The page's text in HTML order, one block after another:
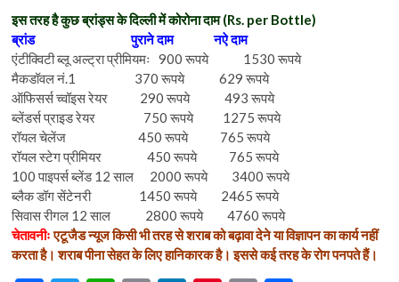
इस तरह है कुछ ब्रांड्स के दिल्ली में कोरोना दाम (Rs. per Bottle)
ब्रांड पुराने दाम नऐ दाम
एंटीक्विटी ब्लू अल्ट्रा प्रीमियमः 900 रूपये 1530 रूपये
मैकडॉवल नं.1 370 रूपये 629 रूपये
ऑफिसर्स च्वॉइस रेयर 290 रूपये 493 रूपये
ब्लेंडर्स प्राइड रेयर 750 रूपये 1275 रूपये
रॉयल चेलेंज 450 रूपये 765 रूपये
रॉयल स्टेग प्रीमियर 450 रूपये 765 रूपये
100 पाइपर्स ब्लेंड 12 साल 2000 रूपये 3400 रूपये
ब्लैक डॉग सेंटेनरी 1450 रूपये 2465 रूपये
सिवास रीगल 12 साल 2800 रूपये 4760 रूपये
चेतावनीः एटूजैड न्यूज किसी भी तरह से शराब को बढ़ावा देने या विज्ञापन का कार्य नहीं
करता है। शराब पीना सेहत के लिए हानिकारक है। इससे कई तरह के रोग पनपते हैं।